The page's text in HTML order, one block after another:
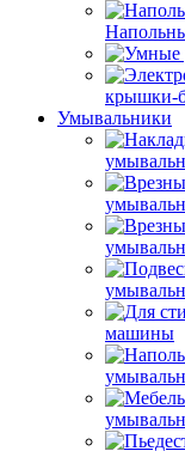
крышки-
Умывальники
машины